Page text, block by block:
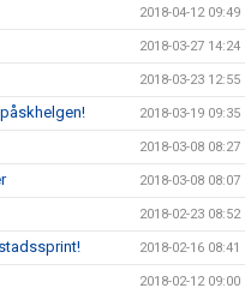
2018-04-12 09:49
2018-03-27 14:24
2018-03-23 12:55
2018-03-19 09:35
2018-03-08 08:27
2018-03-08 08:07
2018-02-23 08:52
2018-02-16 08:41
2018-02-12 09:00